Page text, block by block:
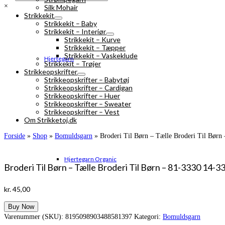
Hjertegarn
Hjertegarn Organic
×
Silk Mohair
Strikkekit
Strikkekit – Baby
Strikkekit – Interiør
Strikkekit – Kurve
Strikkekit – Tæpper
Strikkekit – Vaskeklude
Strikkekit – Trøjer
Strikkeopskrifter
Strikkeopskrifter – Babytøj
Strikkeopskrifter – Cardigan
Strikkeopskrifter – Huer
Strikkeopskrifter – Sweater
Strikkeopskrifter – Vest
Om Strikketoj.dk
Forside » Shop » Bomuldsgarn » Broderi Til Børn – Tælle Broderi Til Børn
Broderi Til Børn – Tælle Broderi Til Børn – 81-3330 14-
kr.45,00
Buy Now
Varenummer (SKU): 8195098903488581397 Kategori: Bomuldsgarn